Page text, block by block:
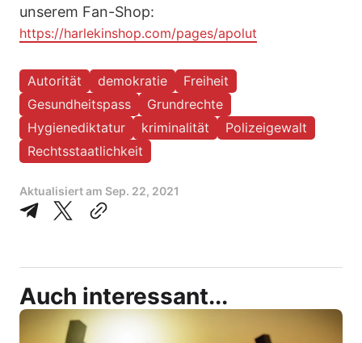
unserem Fan-Shop:
https://harlekinshop.com/pages/apolut
Autorität demokratie
Freiheit
Gesundheitspass
Grundrechte
Hygienediktatur
kriminalität
Polizeigewalt
Rechtsstaatlichkeit
Aktualisiert am Sep. 22, 2021
Auch interessant...